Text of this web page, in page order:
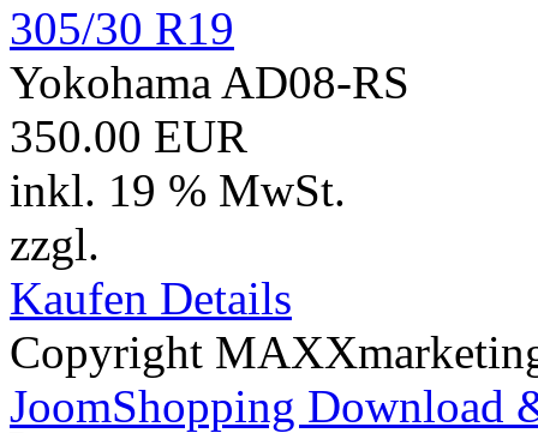
305/30 R19
Yokohama AD08-RS
350.00 EUR
inkl. 19 % MwSt.
zzgl.
Kaufen Details
Copyright
JoomShopping Download